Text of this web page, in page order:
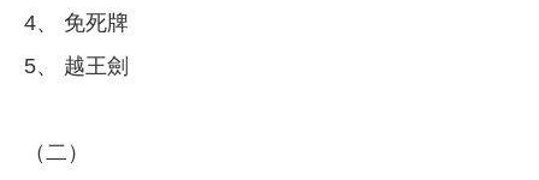
4、 免死牌
5、 越王劍
（二）